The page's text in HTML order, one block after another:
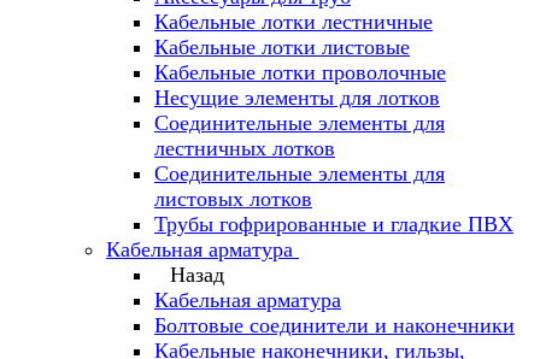
Кабельные лотки лестничные
Кабельные лотки листовые
Кабельные лотки проволочные
Несущие элементы для лотков
Соединительные элементы для
лестничных лотков
Соединительные элементы для
листовых лотков
Трубы гофрированные и гладкие ПВХ
Кабельная арматура
Назад
Кабельная арматура
Болтовые соединители и наконечники
Кабельные наконечники, гильзы,